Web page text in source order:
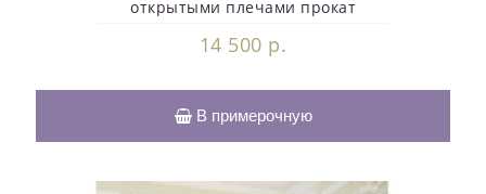
открытыми плечами прокат
14 500 р.
В примерочную